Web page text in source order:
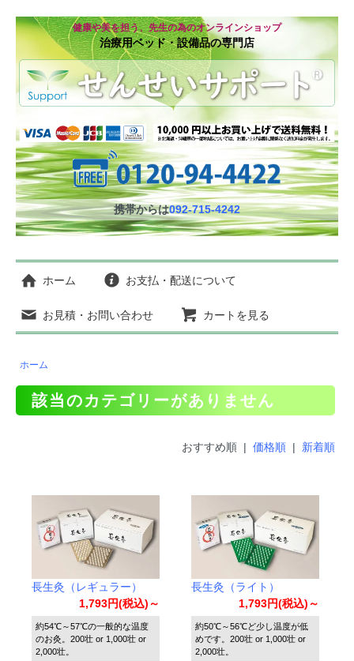
健康や美を担う、先生の為のオンラインショップ
治療用ベッド・設備品の専門店
携帯からは092-715-4242
ホーム お支払・配送について
お見積・お問い合わせ カートを見る
ホーム
該当のカテゴリーがありません
おすすめ順 | 価格順| 新着順
長生灸（レギュラー）
1,793円(税込)～
約54℃～57℃の一般的な温度
のお灸。200壮 or 1,000壮 or
2,000壮。
長生灸（ライト）
1,793円(税込)～
約50℃～56℃ど少し温度が低
めです。200壮 or 1,000壮 or
2,000壮。